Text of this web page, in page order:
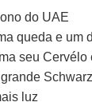
do UAE
queda e um
seu
luz